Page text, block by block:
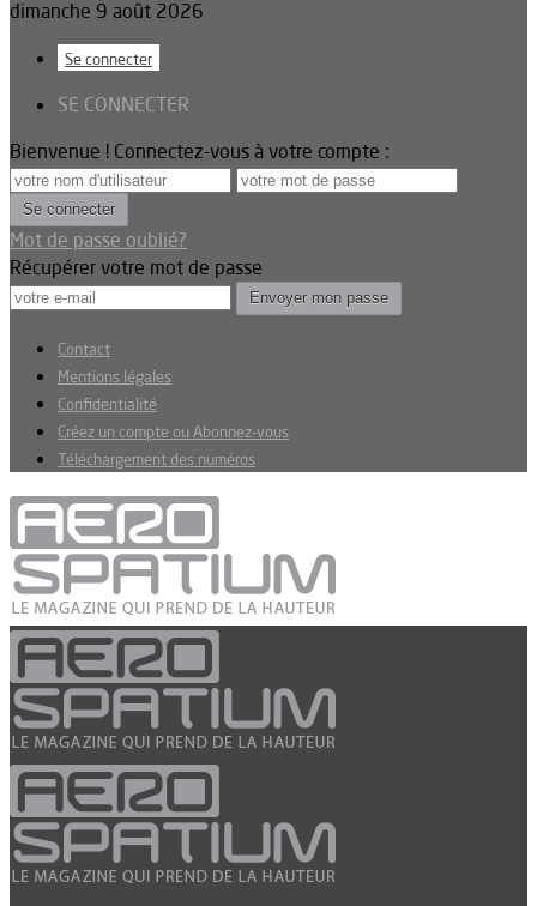
dimanche 9 août 2026
Se connecter
SE CONNECTER
Bienvenue ! Connectez-vous à votre compte :
Mot de passe oublié?
Récupérer votre mot de passe
Contact
Mentions légales
Confidentialité
Créez un compte ou Abonnez-vous
Téléchargement des numéros